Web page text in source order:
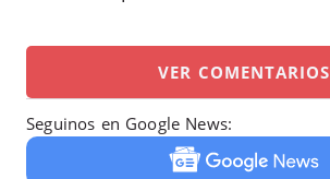
VER COMENTARIOS
Seguinos en Google News: